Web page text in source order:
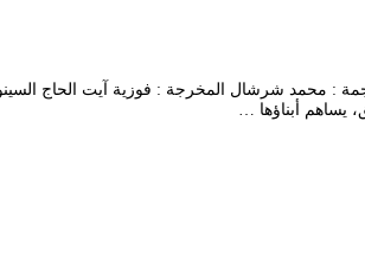
رئيس الترجمة : محمد شرشال المخرجة : فوزية آيت
يساهم أبناؤها …